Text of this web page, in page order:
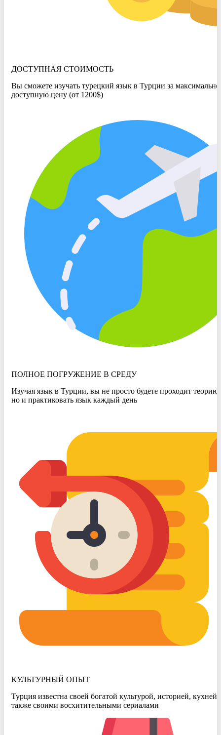
ДОСТУПНАЯ СТОИМОСТЬ
Вы сможете изучать турецкий язык в Турции за максимально
доступную цену (от 1200$)
ПОЛНОЕ ПОГРУЖЕНИЕ В СРЕДУ
Изучая язык в Турции, вы не просто будете проходит теорию,
но и практиковать язык каждый день
КУЛЬТУРНЫЙ ОПЫТ
Турция известна своей богатой культурой, историей, кухней,
также своими восхитительными сериалами